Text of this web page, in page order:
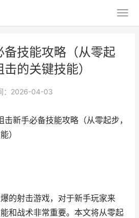
备技能攻略（从零起
的关键技能）
：2026-04-03
新手必备技能攻略（从零起步，
）
的射击游戏，对于新手玩家来
和战术非常重要。本文将从零起